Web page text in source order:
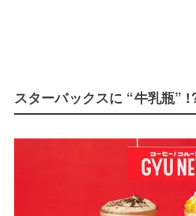
スターバックスに “牛乳瓶”